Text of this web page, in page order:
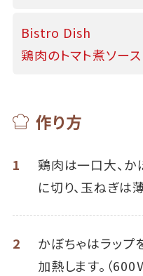
Bistro Dish
鶏肉のトマト煮ソース
作り方
1
鶏肉は一口大、
に切り、玉ねぎは
2
かぼちゃはラップ
加熱します。（600